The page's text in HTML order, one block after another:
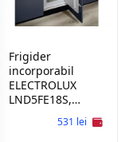
Frigider
incorporabil
ELECTROLUX
LND5FE18S,
531 lei